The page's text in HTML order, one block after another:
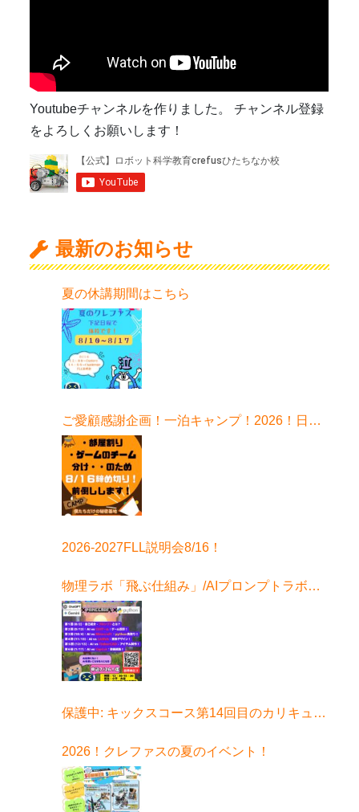
Youtubeチャンネルを作りました。 チャンネル登録
をよろしくお願いします！
最新のお知らせ
夏の休講期間はこちら
ご愛顧感謝企画！一泊キャンプ！2026！日程
はこちら！
2026-2027FLL説明会8/16！
物理ラボ「飛ぶ仕組み」/AIプロンプトラボ始
まる！
保護中: キックスコース第14回目のカリキュラ
2026！クレファスの夏のイベント！